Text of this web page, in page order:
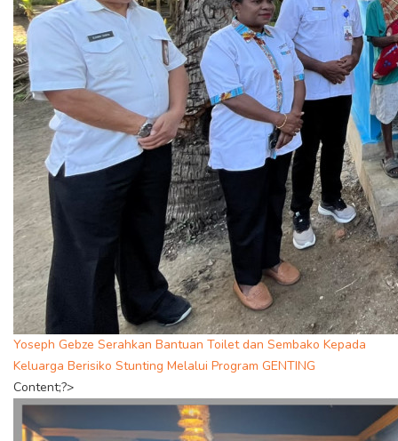
Yoseph Gebze Serahkan Bantuan Toilet dan Sembako Kepada
Keluarga Berisiko Stunting Melalui Program GENTING
Content;?>